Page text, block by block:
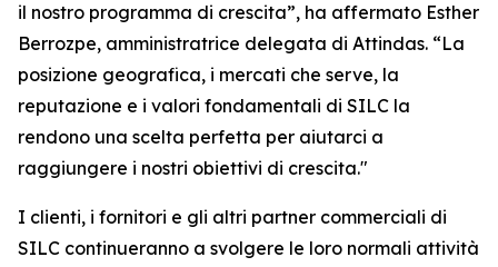
il nostro programma di crescita”, ha affermato Esther
Berrozpe, amministratrice delegata di Attindas. “La
posizione geografica, i mercati che serve, la
reputazione e i valori fondamentali di SILC la
rendono una scelta perfetta per aiutarci a
raggiungere i nostri obiettivi di crescita."
I clienti, i fornitori e gli altri partner commerciali di
SILC continueranno a svolgere le loro normali attività